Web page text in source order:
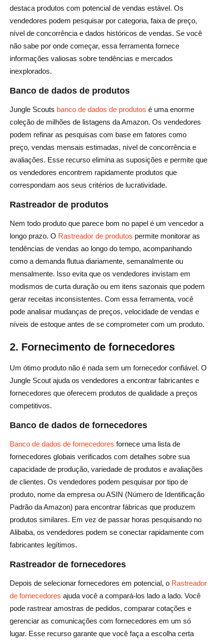
destaca produtos com potencial de vendas estável. Os
vendedores podem pesquisar por categoria, faixa de preço,
nível de concorrência e dados históricos de vendas. Se você
não sabe por onde começar, essa ferramenta fornece
informações valiosas sobre tendências e mercados
inexplorados.
Banco de dados de produtos
Jungle Scouts banco de dados de produtos é uma enorme
coleção de milhões de listagens da Amazon. Os vendedores
podem refinar as pesquisas com base em fatores como
preço, vendas mensais estimadas, nível de concorrência e
avaliações. Esse recurso elimina as suposições e permite que
os vendedores encontrem rapidamente produtos que
correspondam aos seus critérios de lucratividade.
Rastreador de produtos
Nem todo produto que parece bom no papel é um vencedor a
longo prazo. O Rastreador de produtos permite monitorar as
tendências de vendas ao longo do tempo, acompanhando
como a demanda flutua diariamente, semanalmente ou
mensalmente. Isso evita que os vendedores invistam em
modismos de curta duração ou em itens sazonais que podem
gerar receitas inconsistentes. Com essa ferramenta, você
pode analisar mudanças de preços, velocidade de vendas e
níveis de estoque antes de se comprometer com um produto.
2. Fornecimento de fornecedores
Um ótimo produto não é nada sem um fornecedor confiável. O
Jungle Scout ajuda os vendedores a encontrar fabricantes e
fornecedores que oferecem produtos de qualidade a preços
competitivos.
Banco de dados de fornecedores
Banco de dados de fornecedores fornece uma lista de
fornecedores globais verificados com detalhes sobre sua
capacidade de produção, variedade de produtos e avaliações
de clientes. Os vendedores podem pesquisar por tipo de
produto, nome da empresa ou ASIN (Número de Identificação
Padrão da Amazon) para encontrar fábricas que produzem
produtos similares. Em vez de passar horas pesquisando no
Alibaba, os vendedores podem se conectar rapidamente com
fabricantes legítimos.
Rastreador de fornecedores
Depois de selecionar fornecedores em potencial, o Rastreador
de fornecedores ajuda você a compará-los lado a lado. Você
pode rastrear amostras de pedidos, comparar cotações e
gerenciar as comunicações com fornecedores em um só
lugar. Esse recurso garante que você faça a escolha certa